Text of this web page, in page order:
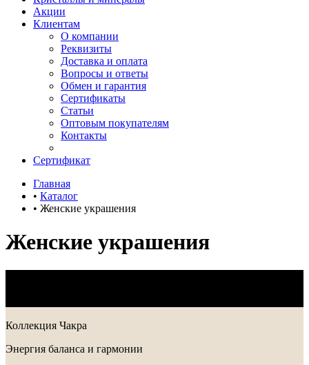
Акции
Клиентам
О компании
Реквизиты
Доставка и оплата
Вопросы и ответы
Обмен и гарантия
Сертификаты
Статьи
Оптовым покупателям
Контакты
Сертификат
Главная
• Каталог
• Женские украшения
Женские украшения
Коллекция Чакра
Энергия баланса и гармонии